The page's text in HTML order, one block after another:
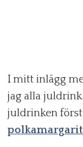
I mitt inlägg
jag alla
juldrinken